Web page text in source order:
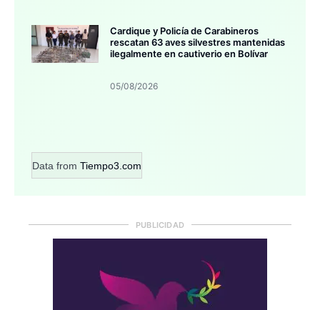
Cardique y Policía de Carabineros
rescatan 63 aves silvestres mantenidas
ilegalmente en cautiverio en Bolívar
05/08/2026
Data from Tiempo3.com
PUBLICIDAD